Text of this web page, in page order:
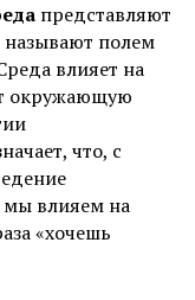
представляют
называют полем
влияет на
окружающую
что, с
влияем на
«хочешь